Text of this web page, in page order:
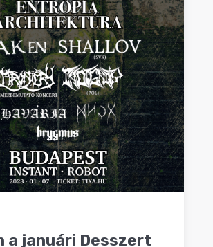
a januári Desszert